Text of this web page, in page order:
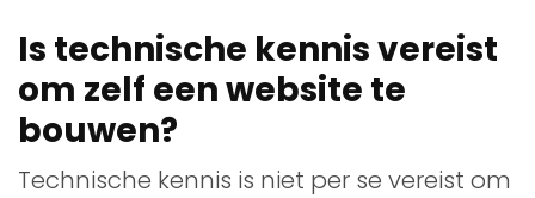
Is technische kennis vereist
om zelf een website te
bouwen?
Technische kennis is niet per se vereist om